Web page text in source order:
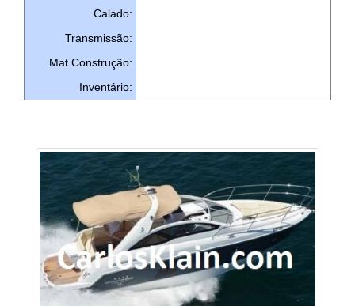
Calado:
Transmissão:
Mat.Construção:
Inventário: